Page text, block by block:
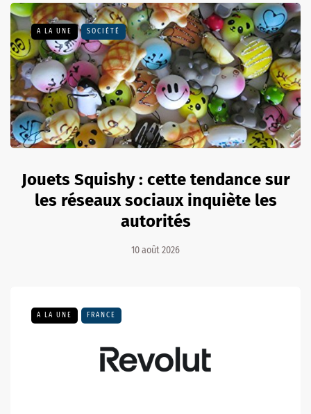
A LA UNE SOCIÉTÉ
Jouets Squishy : cette tendance sur
les réseaux sociaux inquiète les
autorités
10 août 2026
A LA UNE FRANCE